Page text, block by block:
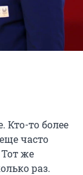
Кто-то более
часто
же
раз.